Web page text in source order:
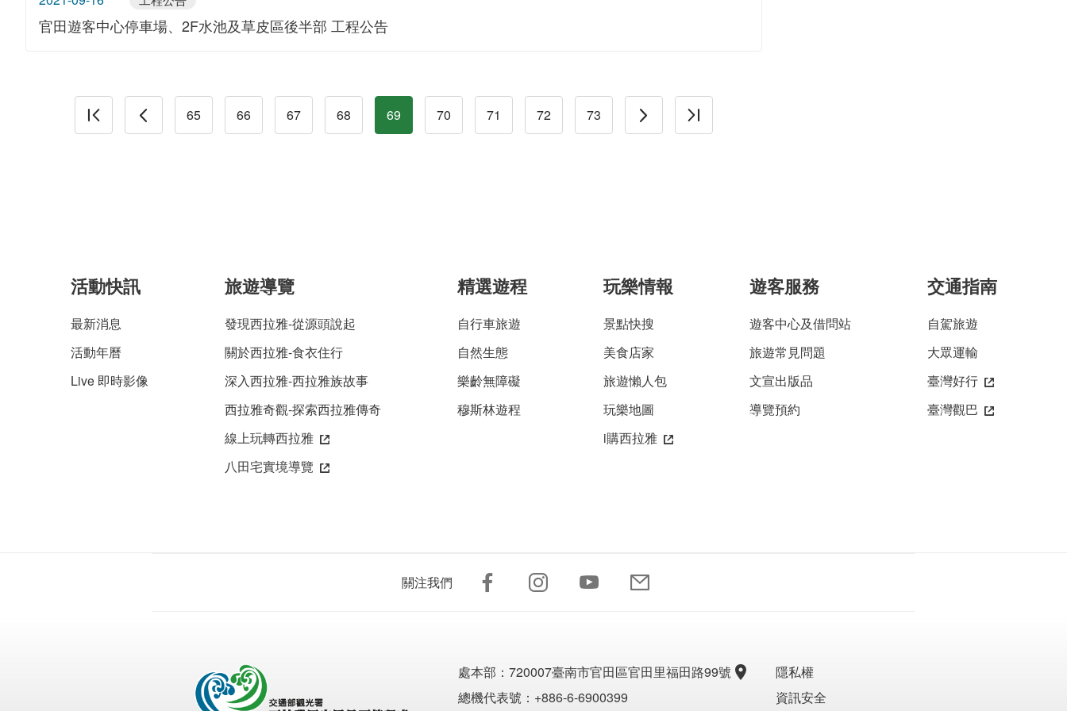
官田遊客中心停車場、2F水池及草皮區後半部 工程公告
65 66 67 68 69 70 71 72 73
活動快訊
最新消息
活動年曆
Live 即時影像
旅遊導覽
發現西拉雅-從源頭說起
關於西拉雅-食衣住行
深入西拉雅-西拉雅族故事
西拉雅奇觀-探索西拉雅傳奇
線上玩轉西拉雅
八田宅實境導覽
精選遊程
自行車旅遊
自然生態
樂齡無障礙
穆斯林遊程
玩樂情報
景點快搜
美食店家
旅遊懶人包
玩樂地圖
i購西拉雅
遊客服務
遊客中心及借問站
旅遊常見問題
文宣出版品
導覽預約
交通指南
自駕旅遊
大眾運輸
臺灣好行
臺灣觀巴
關注我們
處本部： 720007臺南市官田區官田里福田路99號
總機代表號：+886-6-6900399
隱私權
資訊安全